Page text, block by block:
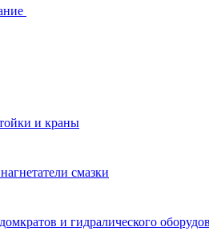
и краны
смазки
и гидралического